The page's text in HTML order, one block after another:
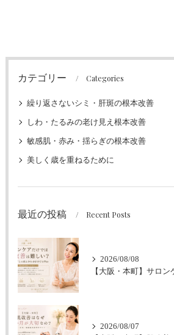
カテゴリー Categories
繰り返さないシミ・肝斑の根本改善
しわ・たるみの老け見え根本改善
敏感肌・赤み・揺らぎの根本改善
美しく歳を重ねるために
最近の投稿 Recent Posts
2026/08/08
2026/08/07